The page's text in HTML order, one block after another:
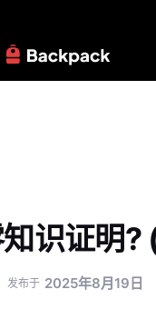
识证明?
发布于 2025年8月19日